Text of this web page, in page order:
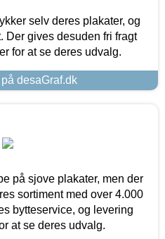
selv deres plakater, og
Der gives desuden fri fragt
for at se deres udvalg.
desaGraf.dk
på sjove plakater, men der
sortiment med over 4.000
bytteservice, og levering
at se deres udvalg.